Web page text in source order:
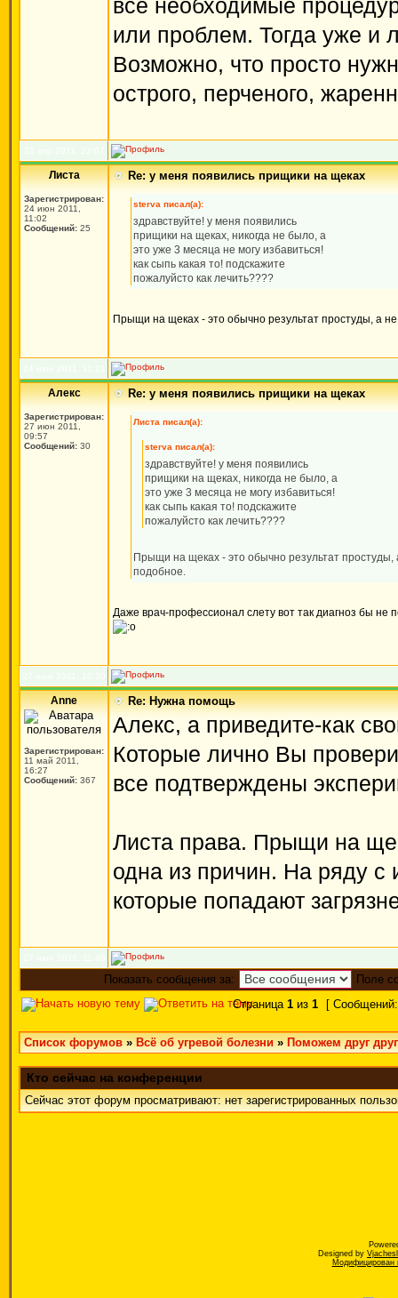
все необходимые
или проблем. Тогда уже и
Возможно, что просто
острого, перченого,
Листа
Зарегистрирован:
24 июн 2011,
11:02
Сообщений: 25
Re: у меня появились прищики на щеках
sterva писал(а):
здравствуйте! у меня появились
прищики на щеках, никогда не было, а
это уже 3 месяца не могу избавиться!
как сыпь какая то! подскажите
пожалуйсто как лечить????
Прыщи на щеках - это обычно результат простуды, а
Алекс
Зарегистрирован:
27 июн 2011,
09:57
Сообщений: 30
Re: у меня появились прищики на щеках
Листа писал(а):
sterva писал(а):
здравствуйте! у меня появились
прищики на щеках, никогда не было, а
это уже 3 месяца не могу избавиться!
как сыпь какая то! подскажите
пожалуйсто как лечить????
Прыщи на щеках - это обычно результат
подобное.
Даже врач-профессионал слету вот так диагноз бы не
Anne
Зарегистрирован:
11 май 2011,
16:27
Сообщений: 367
Re: Нужна помощь
Алекс, а приведите-как
Которые лично Вы
все подтверждены
Листа права. Прыщи на
одна из причин. На ряду
которые попадают
Показать сообщения за:
Поле
Страница 1 из 1 [
Список форумов»Всё об угревой болезни»Поможем друг
Кто сейчас на конференции
Сейчас этот форум просматривают: нет зарегистрированных
Designed by
Модифицирован